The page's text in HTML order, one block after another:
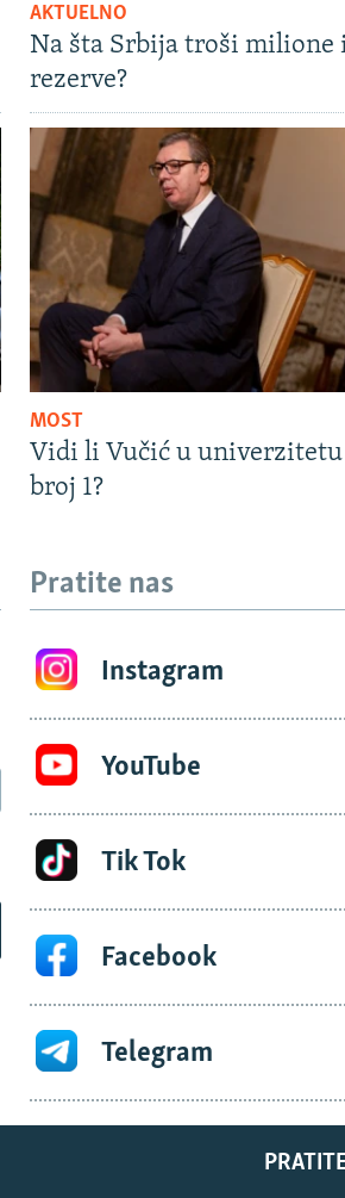
AKTUELNO
Na šta Srbija troši milione
rezerve?
MOST
Vidi li Vučić u
broj 1?
Pratite nas
Instagram
YouTube
Tik Tok
Facebook
Telegram